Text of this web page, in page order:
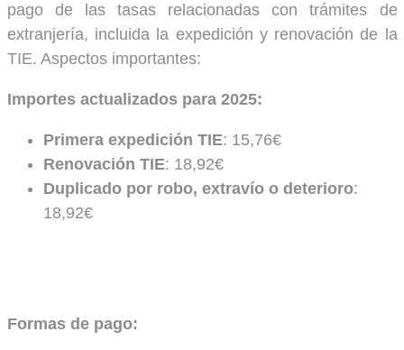
pago de las tasas relacionadas con trámites de
extranjería, incluida la expedición y renovación de la
TIE. Aspectos importantes:
Importes actualizados para 2025:
Primera expedición TIE: 15,76€
Renovación TIE: 18,92€
Duplicado por robo, extravío o deterioro:
18,92€
Formas de pago: